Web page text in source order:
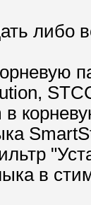
либо
в